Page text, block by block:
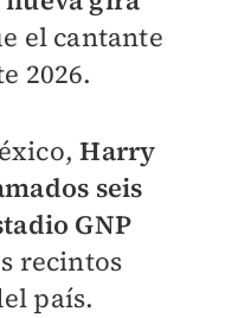
el cantante
2026.
Harry
seis
GNP
recintos
país.